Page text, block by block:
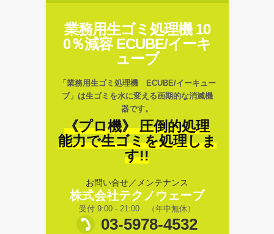
業務用生ゴミ処理機 10
0％減容 ECUBE/イーキ
ューブ
「業務用生ゴミ処理機 ECUBE/イーキュー
ブ」は生ゴミを水に変える画期的な消滅機
器です。
《プロ機》 圧倒的処理
能力で生ゴミを処理しま
す!!
お問い合せ／メンテナンス
株式会社テクノウェーブ
受付 9:00 - 21:00 （年中無休）
03-5978-4532